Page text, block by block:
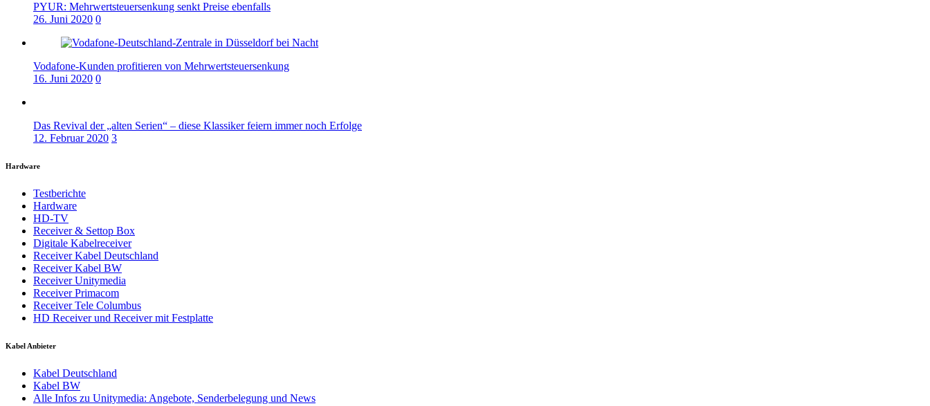
PYUR: Mehrwertsteuersenkung senkt Preise ebenfalls
26. Juni 2020 0
Vodafone-Kunden profitieren von Mehrwertsteuersenkung
16. Juni 2020 0
Das Revival der „alten Serien“ – diese Klassiker feiern immer noch Erfolge
12. Februar 2020 3
Hardware
Testberichte
Hardware
HD-TV
Receiver & Settop Box
Digitale Kabelreceiver
Receiver Kabel Deutschland
Receiver Kabel BW
Receiver Unitymedia
Receiver Primacom
Receiver Tele Columbus
HD Receiver und Receiver mit Festplatte
Kabel Anbieter
Kabel Deutschland
Kabel BW
Alle Infos zu Unitymedia: Angebote, Senderbelegung und News